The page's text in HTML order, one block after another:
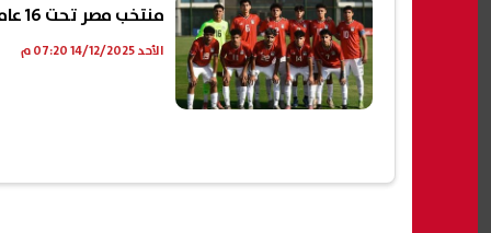
منتخب مصر تحت 16 عاما يهزم اليابان بركلات الترجيح وديًا
الأحد 14/12/2025 07:20 م